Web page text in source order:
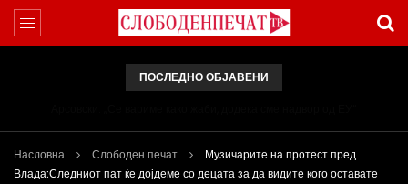
ПОСЛЕДНО ОБЈАВЕНИ
Насловна Слободен печат
Музичарите на протест пред
Влада:Следниот пат ќе дојдеме со децата за да видите кого оставате